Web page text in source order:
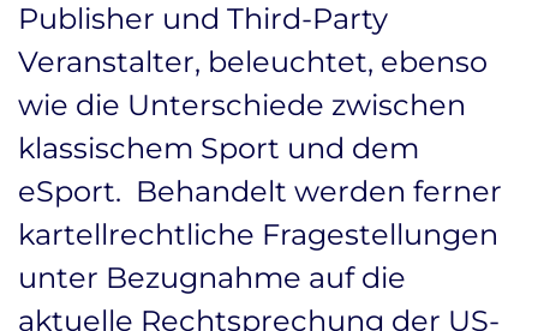
Publisher und Third-Party
Veranstalter, beleuchtet, ebenso
wie die Unterschiede zwischen
klassischem Sport und dem
eSport. Behandelt werden ferner
kartellrechtliche Fragestellungen
unter Bezugnahme auf die
aktuelle Rechtsprechung der US-